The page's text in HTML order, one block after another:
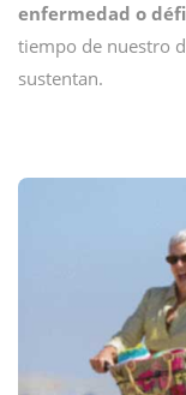
enfermedad o
tiempo de nuestro
sustentan.